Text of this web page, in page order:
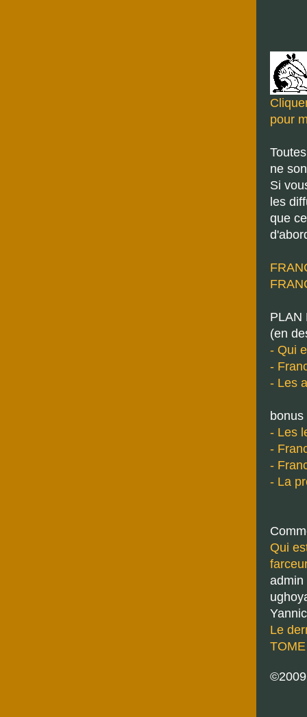
pour
ne
Si
les
que
PLAN
(en
- Qui
-
- Les
bonus
- Les
-
-
- La
Qui
admin
Le